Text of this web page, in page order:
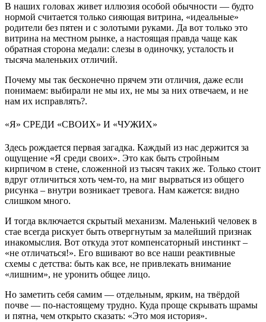
В наших головах живет иллюзия особой обычности — будто
нормой считается только сияющая витрина, «идеальные»
родители без пятен и с золотыми руками. Да вот только это
витрина на местном рынке, а настоящая правда чаще как
обратная сторона медали: слезы в одиночку, усталость и
тысяча маленьких отличий.
Почему мы так бесконечно прячем эти отличия, даже если
понимаем: выбирали не мы их, не мы за них отвечаем, и не
нам их исправлять?.
«Я» СРЕДИ «СВОИХ» И «ЧУЖИХ»
Здесь рождается первая загадка. Каждый из нас держится за
ощущение «Я среди своих». Это как быть стройным
кирпичом в стене, сложенной из тысяч таких же. Только стоит
вдруг отличиться хоть чем-то, на миг вырваться из общего
рисунка – внутри возникает тревога. Нам кажется: видно
слишком много.
И тогда включается скрытый механизм. Маленький человек в
стае всегда рискует быть отвергнутым за малейший признак
инакомыслия. Вот откуда этот компенсаторный инстинкт –
«не отличаться!». Его вшивают во все наши реактивные
схемы с детства: быть как все, не привлекать внимание
«лишним», не уронить общее лицо.
Но заметить себя самим — отдельным, ярким, на твёрдой
почве — по-настоящему трудно. Куда проще скрывать шрамы
и пятна, чем открыто сказать: «Это моя история».